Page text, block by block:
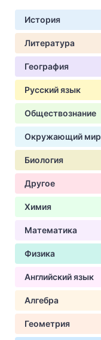
История
Литература
География
Русский язык
Обществознание
Окружающий мир
Биология
Другое
Химия
Математика
Физика
Английский язык
Алгебра
Геометрия